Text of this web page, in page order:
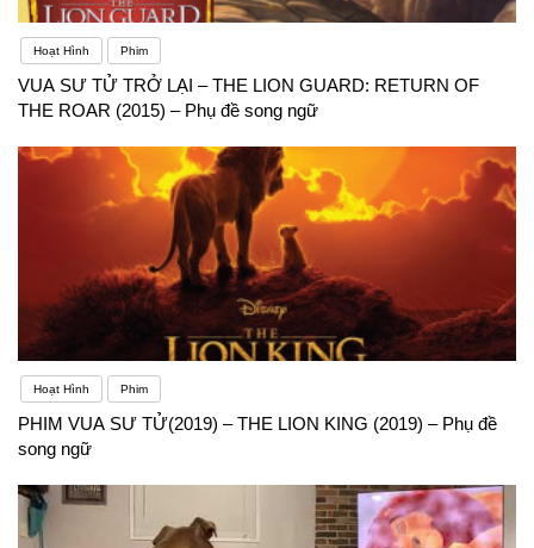
Hoạt Hình Phim
VUA SƯ TỬ TRỞ LẠI – THE LION GUARD: RETURN OF
THE ROAR (2015) – Phụ đề song ngữ
Hoạt Hình Phim
PHIM VUA SƯ TỬ(2019) – THE LION KING (2019) – Phụ đề
song ngữ